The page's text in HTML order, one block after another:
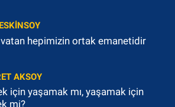
hepimizin ortak emanetidir
AKSOY
için yaşamak mı, yaşamak için
mi?